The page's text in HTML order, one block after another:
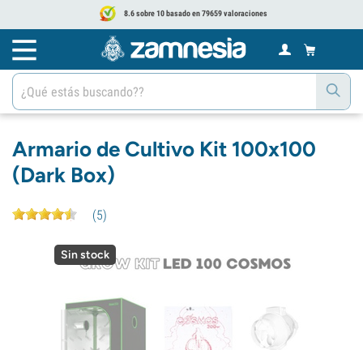
8.6 sobre 10 basado en 79659 valoraciones
Armario de Cultivo Kit 100x100
(Dark Box)
(5)
Sin stock